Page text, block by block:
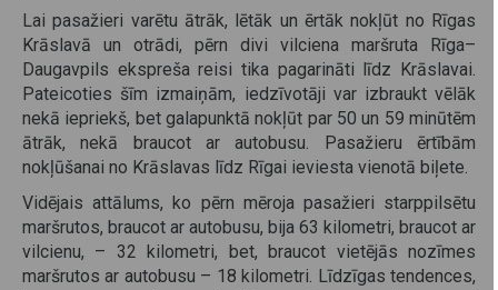
Lai pasažieri varētu ātrāk, lētāk un ērtāk nokļūt no Rīgas
Krāslavā un otrādi, pērn divi vilciena maršruta Rīga–
Daugavpils ekspreša reisi tika pagarināti līdz Krāslavai.
Pateicoties šīm izmaiņām, iedzīvotāji var izbraukt vēlāk
nekā iepriekš, bet galapunktā nokļūt par 50 un 59 minūtēm
ātrāk, nekā braucot ar autobusu. Pasažieru ērtībām
nokļūšanai no Krāslavas līdz Rīgai ieviesta vienotā biļete.
Vidējais attālums, ko pērn mēroja pasažieri starppilsētu
maršrutos, braucot ar autobusu, bija 63 kilometri, braucot ar
vilcienu, – 32 kilometri, bet, braucot vietējās nozīmes
maršrutos ar autobusu – 18 kilometri. Līdzīgas tendences,